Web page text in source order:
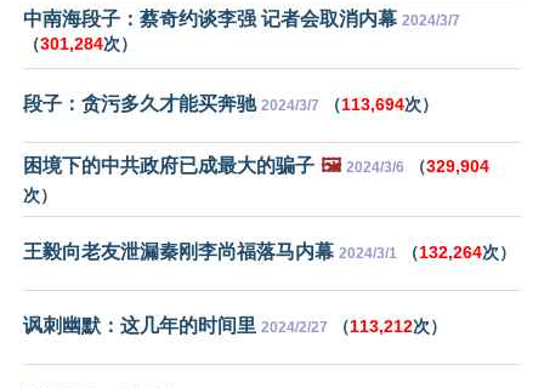
中南海段子：蔡奇约谈李强 记者会取消内幕 2024/3/7
（301,284次）
段子：贪污多久才能买奔驰 2024/3/7 （113,694次）
困境下的中共政府已成最大的骗子 🖼️ 2024/3/6 （329,904
次）
王毅向老友泄漏秦刚李尚福落马内幕 2024/3/1 （132,264次）
讽刺幽默：这几年的时间里 2024/2/27 （113,212次）